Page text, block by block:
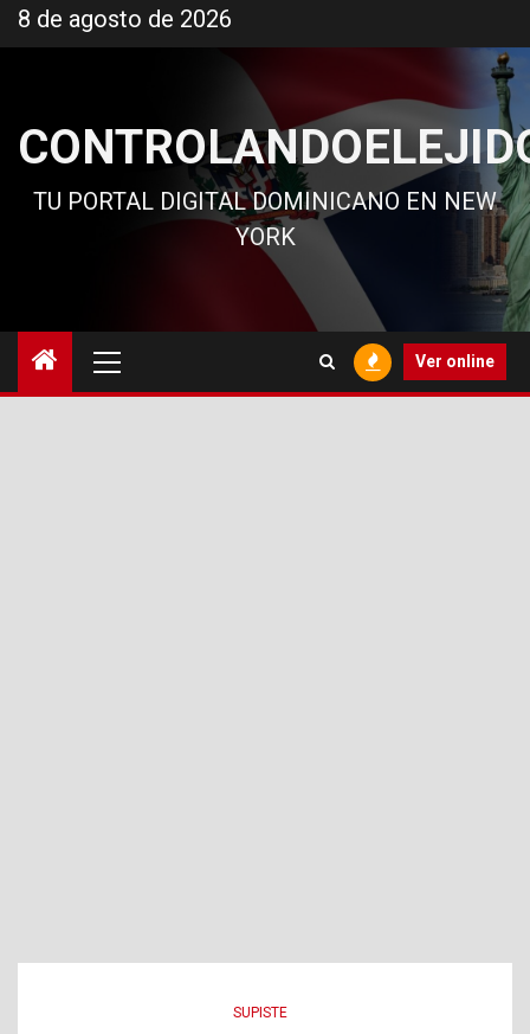
al
8 de agosto de 2026
TU PORTAL DIGITAL DOMINICANO EN NEW
YORK
principal
Ver online
SUPISTE